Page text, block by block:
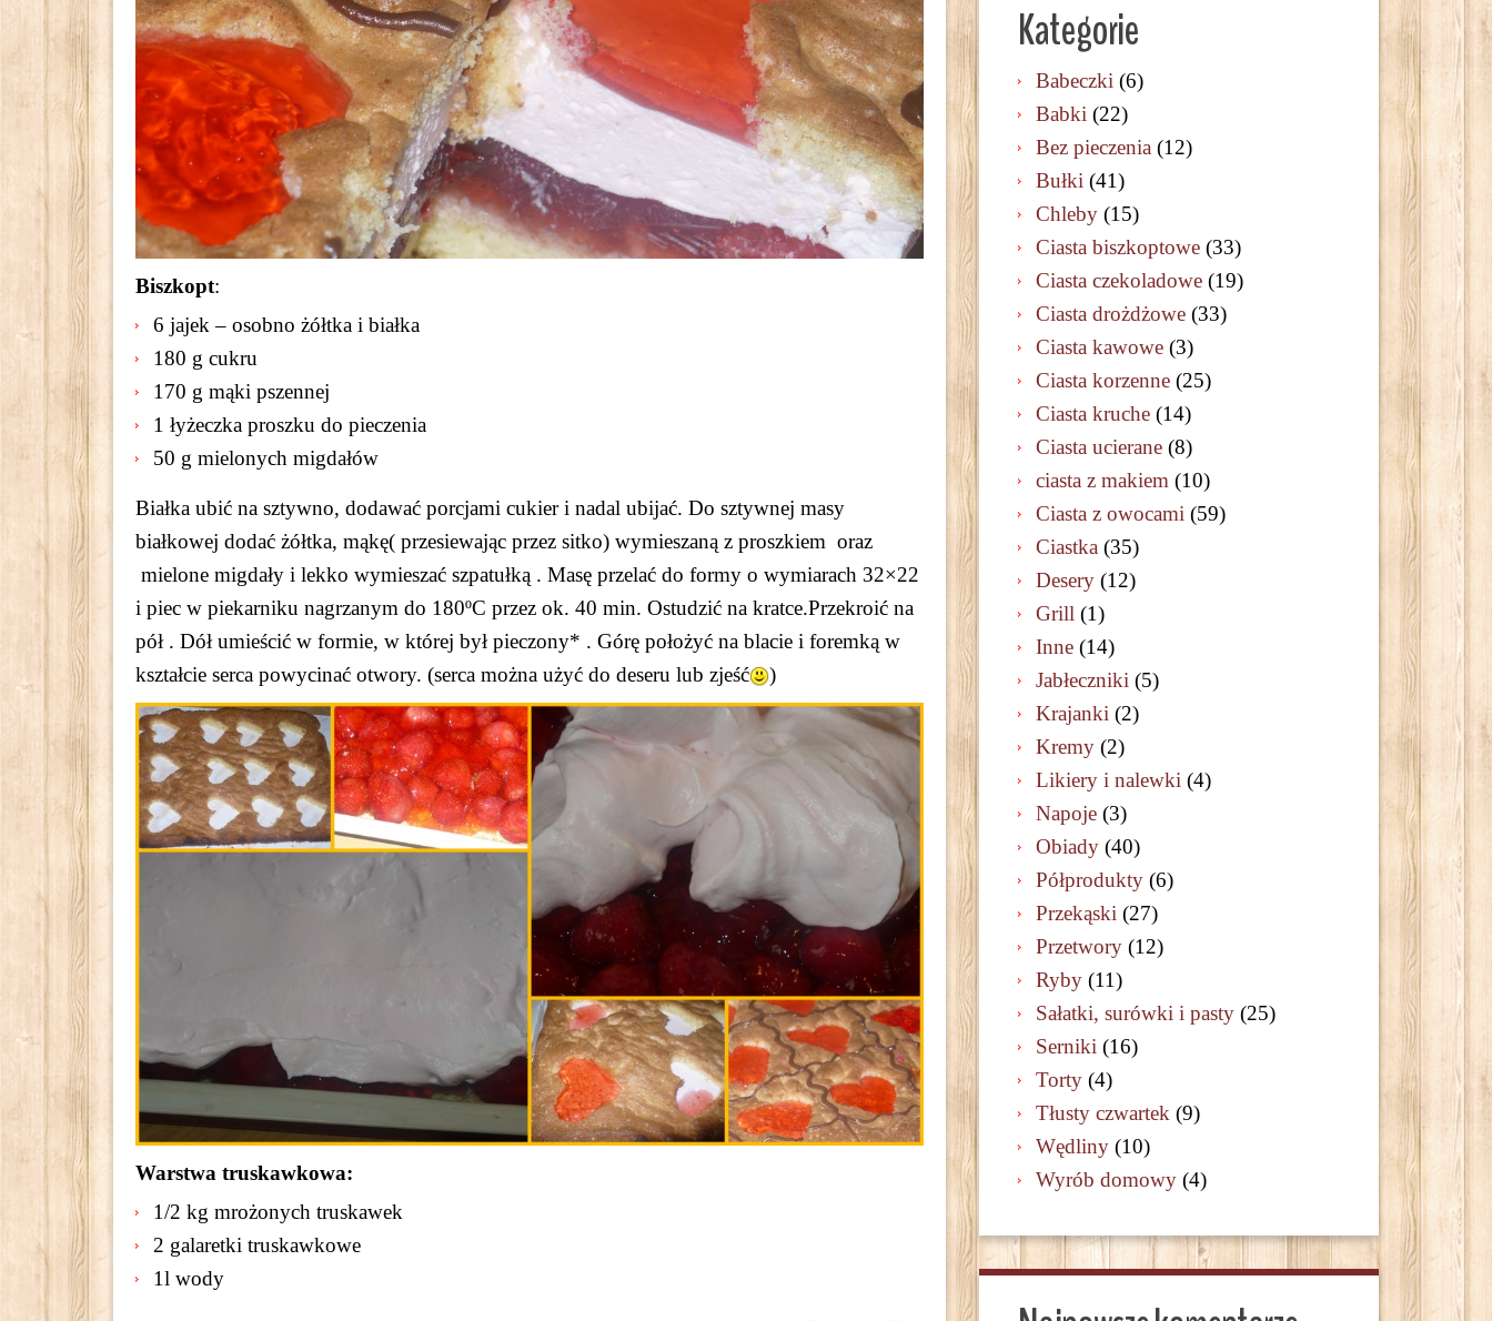
Biszkopt:
6 jajek – osobno żółtka i białka
180 g cukru
170 g mąki pszennej
1 łyżeczka proszku do pieczenia
50 g mielonych migdałów
Białka ubić na sztywno, dodawać porcjami cukier i nadal ubijać. Do sztywnej masy
białkowej dodać żółtka, mąkę( przesiewając przez sitko) wymieszaną z proszkiem oraz
mielone migdały i lekko wymieszać szpatułką . Masę przelać do formy o wymiarach 32×22
i piec w piekarniku nagrzanym do 180ºC przez ok. 40 min. Ostudzić na kratce.Przekroić na
pół . Dół umieścić w formie, w której był pieczony* . Górę położyć na blacie i foremką w
kształcie serca powycinać otwory. (serca można użyć do deseru lub zjeść
)
Warstwa truskawkowa:
1/2 kg mrożonych truskawek
2 galaretki truskawkowe
1l wody
Kategorie
Babeczki (6)
Babki (22)
Bez pieczenia (12)
Bułki (41)
Chleby (15)
Ciasta biszkoptowe (33)
Ciasta czekoladowe (19)
Ciasta drożdżowe (33)
Ciasta kawowe (3)
Ciasta korzenne (25)
Ciasta kruche (14)
Ciasta ucierane (8)
ciasta z makiem (10)
Ciasta z owocami (59)
Ciastka (35)
Desery (12)
Grill (1)
Inne (14)
Jabłeczniki (5)
Krajanki (2)
Kremy (2)
Likiery i nalewki (4)
Napoje (3)
Obiady (40)
Półprodukty (6)
Przekąski (27)
Przetwory (12)
Ryby (11)
Sałatki, surówki i pasty (25)
Serniki (16)
Torty (4)
Tłusty czwartek (9)
Wędliny (10)
Wyrób domowy (4)